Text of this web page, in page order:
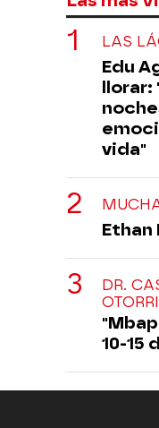
LAS
Edu
llorar:
vida"
Ethan
DR.
10-15